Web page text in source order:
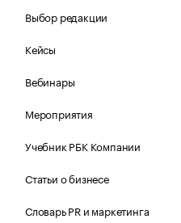
Выбор редакции
Кейсы
Вебинары
Мероприятия
Учебник РБК Компании
Статьи о бизнесе
Словарь PR и маркетинга